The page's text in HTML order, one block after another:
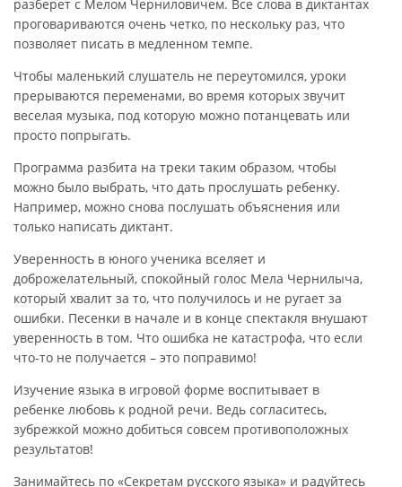
разберет с Мелом Черниловичем. Все слова в диктантах
проговариваются очень четко, по нескольку раз, что
позволяет писать в медленном темпе.
Чтобы маленький слушатель не переутомился, уроки
прерываются переменами, во время которых звучит
веселая музыка, под которую можно потанцевать или
просто попрыгать.
Программа разбита на треки таким образом, чтобы
можно было выбрать, что дать прослушать ребенку.
Например, можно снова послушать объяснения или
только написать диктант.
Уверенность в юного ученика вселяет и
доброжелательный, спокойный голос Мела Чернилыча,
который хвалит за то, что получилось и не ругает за
ошибки. Песенки в начале и в конце спектакля внушают
уверенность в том. Что ошибка не катастрофа, что если
что-то не получается – это поправимо!
Изучение языка в игровой форме воспитывает в
ребенке любовь к родной речи. Ведь согласитесь,
зубрежкой можно добиться совсем противоположных
результатов!
Занимайтесь по «Секретам русского языка» и радуйтесь